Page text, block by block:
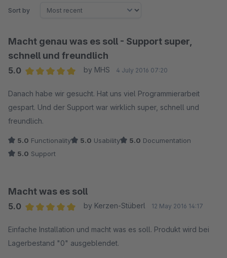
Sort by
Macht genau was es soll - Support super,
schnell und freundlich
5.0
by MHS 4 July 2016 07:20
Danach habe wir gesucht. Hat uns viel Programmierarbeit
gespart. Und der Support war wirklich super, schnell und
freundlich.
5.0 Functionality 5.0 Usability 5.0 Documentation
5.0 Support
Macht was es soll
5.0
by Kerzen-Stüberl 12 May 2016 14:17
Einfache Installation und macht was es soll. Produkt wird bei
Lagerbestand "0" ausgeblendet.